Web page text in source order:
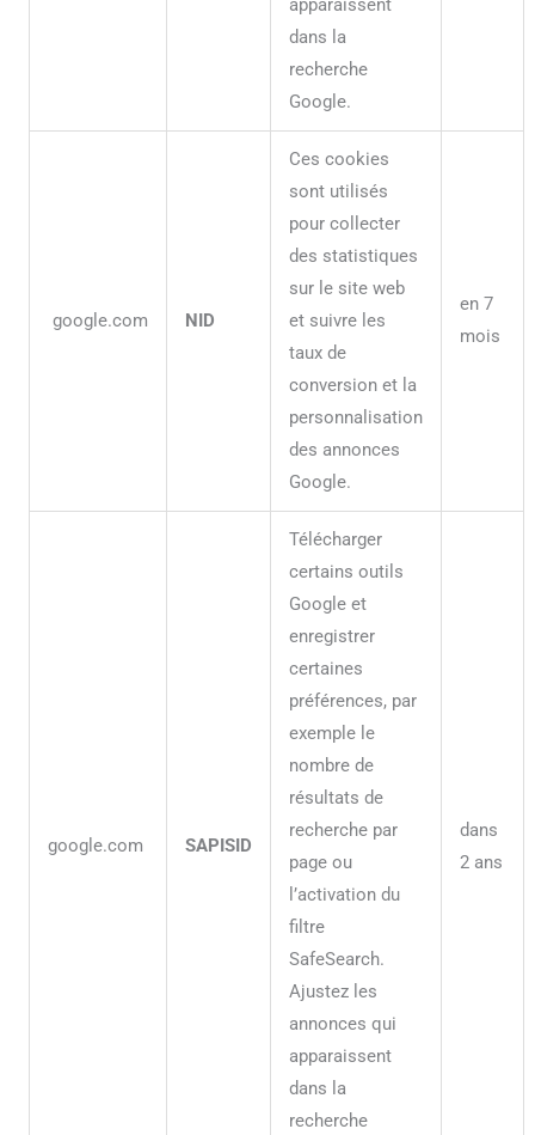
apparaissent
dans la
recherche
Google.
google.com NID
Ces cookies
sont utilisés
pour collecter
des statistiques
sur le site web
et suivre les
taux de
conversion et la
personnalisation
des annonces
Google.
en 7
mois
google.com SAPISID
Télécharger
certains outils
Google et
enregistrer
certaines
préférences, par
exemple le
nombre de
résultats de
recherche par
page ou
l’activation du
filtre
SafeSearch.
Ajustez les
annonces qui
apparaissent
dans la
recherche
dans
2 ans